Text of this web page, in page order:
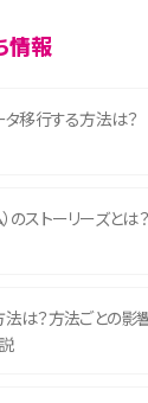
情報
移行する方法は？
のストーリーズとは？
は？方法ごとの影